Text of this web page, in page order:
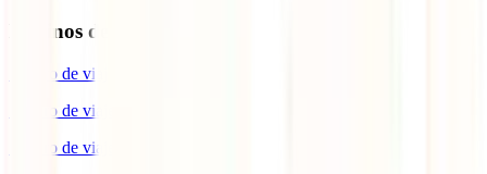
Destinos de interés
Seguro de viaje a Europa
Seguro de viaje a Japón
Seguro de viaje a España